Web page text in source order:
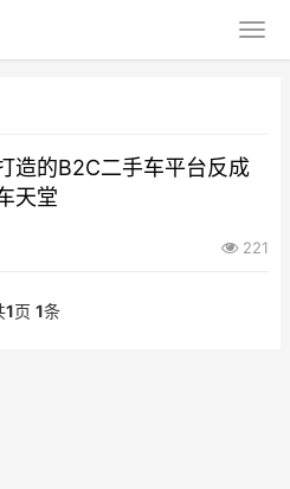
造的B2C二手车平台反成
天堂
221
1页 1条